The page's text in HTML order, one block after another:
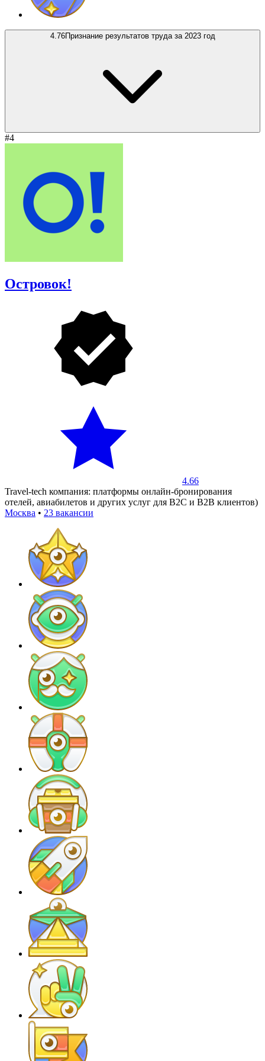
4.76Признание результатов труда за 2023 год
#4
Островок!
4.66
Travel-tech компания: платформы онлайн-бронирования
отелей, авиабилетов и других услуг для B2C и B2B клиентов)
Москва • 23 вакансии